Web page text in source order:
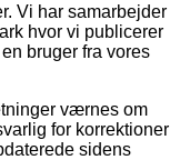
Vi har samarbejder
hvor vi publicerer
bruger fra vores
værnes om
for korrektioner
sidens